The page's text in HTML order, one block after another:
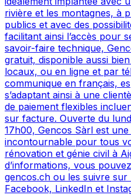
rivière et les montagnes, à
publics et avec des
facilitant ainsi l’accès pour
savoir-faire technique,
gratuit, disponible aussi
locaux, ou en ligne et par
communique en français,
s’adaptant ainsi à une
de paiement flexibles
sur facture. Ouverte du
17h00, Gencos Sàrl est
incontournable pour tous
rénovation et génie civil à
d’informations, vous
gencos.ch ou les suivre
Facebook, LinkedIn et